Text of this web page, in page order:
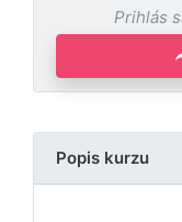
Prihlás
Popis kurzu